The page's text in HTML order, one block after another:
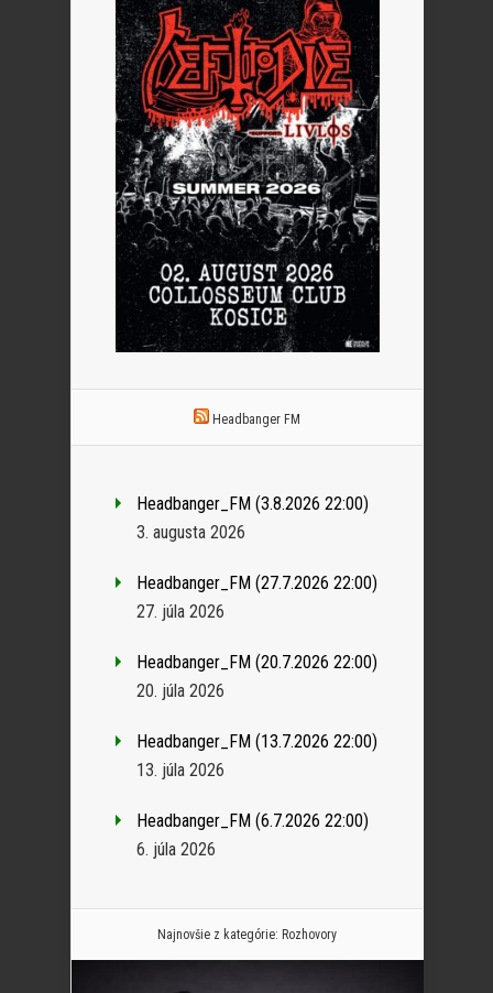
Headbanger FM
Headbanger_FM (3.8.2026 22:00)
3. augusta 2026
Headbanger_FM (27.7.2026 22:00)
27. júla 2026
Headbanger_FM (20.7.2026 22:00)
20. júla 2026
Headbanger_FM (13.7.2026 22:00)
13. júla 2026
Headbanger_FM (6.7.2026 22:00)
6. júla 2026
Najnovšie z kategórie: Rozhovory